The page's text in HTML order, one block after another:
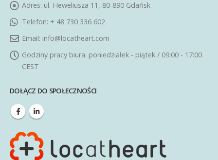
Adres: ul. Heweliusza 11, 80-890 Gdańsk
Telefon: + 48 730 336 602
Email: info@locatheart.com
Godziny pracy biura: poniedziałek - piątek / 09:00 - 17:00
CEST
DOŁĄCZ DO SPOŁECZNOŚCI